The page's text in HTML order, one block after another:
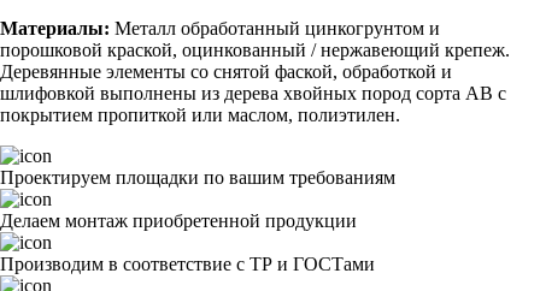
Материалы: Металл обработанный цинкогрунтом и
порошковой краской, оцинкованный / нержавеющий крепеж.
Деревянные элементы со снятой фаской, обработкой и
шлифовкой выполнены из дерева хвойных пород сорта АВ с
покрытием пропиткой или маслом, полиэтилен.
Проектируем площадки по вашим требованиям
Делаем монтаж приобретенной продукции
Производим в соответствие с ТР и ГОСТами